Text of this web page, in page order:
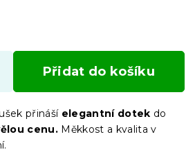
Přidat do košíku
přináší elegantní dotek do
cenu. Měkkost a kvalita v